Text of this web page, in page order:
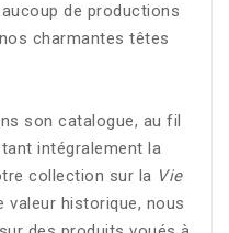
de productions
charmantes têtes
son catalogue, au fil
intégralement la
collection sur la Vie
valeur historique, nous